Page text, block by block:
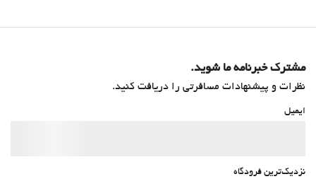
مشترک خبرنامه ما شوید.
نظرات و پیشنهادات مسافرتی را دریافت کنید.
ایمیل
نزدیک‌ترین فرودگاه